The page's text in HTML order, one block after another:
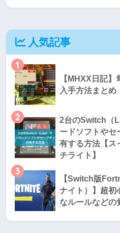
人気記事
1
【MHXX日記
入手方法まとめ
2
2台のSwitch（
ードソフトやセ
有する方法【ス
チライト】
3
【Switch版
ナイト）】超初
なルールなどの